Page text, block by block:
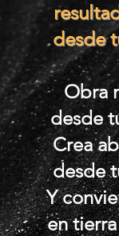
desde
Obra
desde
Crea
desde
Y
en